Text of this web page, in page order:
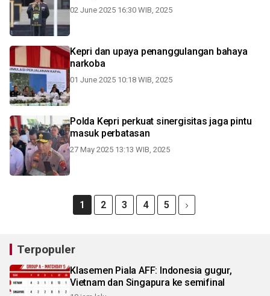
02 June 2025 16:30 WIB, 2025
Kepri dan upaya penanggulangan bahaya
narkoba
01 June 2025 10:18 WIB, 2025
Polda Kepri perkuat sinergisitas jaga pintu
masuk perbatasan
27 May 2025 13:13 WIB, 2025
1 2 3 4 5
Terpopuler
Klasemen Piala AFF: Indonesia gugur,
Vietnam dan Singapura ke semifinal